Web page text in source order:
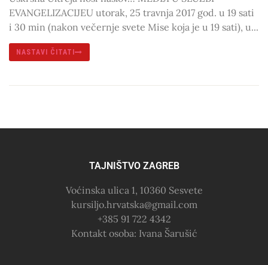
EVANGELIZACIJEU utorak, 25 travnja 2017 god. u 19 sati
i 30 min (nakon večernje svete Mise koja je u 19 sati), u...
NASTAVI ČITATI
TAJNIŠTVO ZAGREB
Voćinska ulica 1, 10360 Sesvete
kursiljo.hrvatska@gmail.com
+385 91 722 4342
Kontakt osoba: Ivana Šarušić